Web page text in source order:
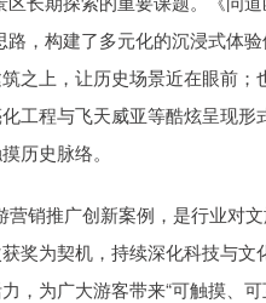
路，构建了多元化的沉浸式体
之上，让历史场景近在眼前
工程与飞天威亚等酷炫呈现
历史脉络。
销推广创新案例，是行业对
奖为契机，持续深化科技与
，为广大游客带来“可触摸、可